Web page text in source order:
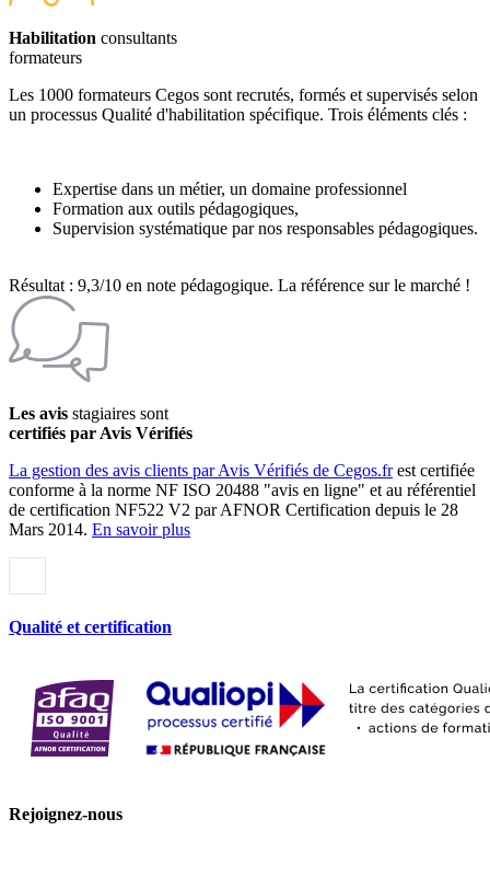
Habilitation consultants
formateurs
Les 1000 formateurs Cegos sont recrutés, formés et supervisés selon
un processus Qualité d'habilitation spécifique. Trois éléments clés :
Expertise dans un métier, un domaine professionnel
Formation aux outils pédagogiques,
Supervision systématique par nos responsables pédagogiques.
Résultat : 9,3/10 en note pédagogique. La référence sur le marché !
Les avis stagiaires sont
certifiés par Avis Vérifiés
La gestion des avis clients par Avis Vérifiés de Cegos.frest certifiée
conforme à la norme NF ISO 20488 "avis en ligne" et au référentiel
de certification NF522 V2 par AFNOR Certification depuis le 28
Mars 2014. En savoir plus
Qualité et certification
Rejoignez-nous